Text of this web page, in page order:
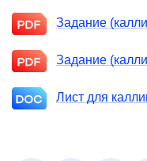
Задание
Задание
Лист для